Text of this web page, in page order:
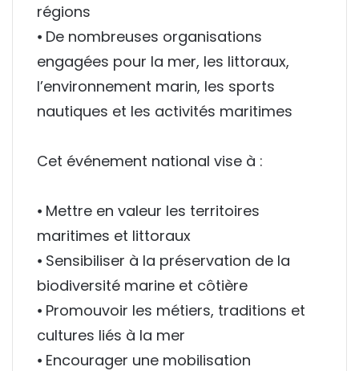
régions
⦁ De nombreuses organisations
engagées pour la mer, les littoraux,
l’environnement marin, les sports
nautiques et les activités maritimes
Cet événement national vise à :
⦁ Mettre en valeur les territoires
maritimes et littoraux
⦁ Sensibiliser à la préservation de la
biodiversité marine et côtière
⦁ Promouvoir les métiers, traditions et
cultures liés à la mer
⦁ Encourager une mobilisation